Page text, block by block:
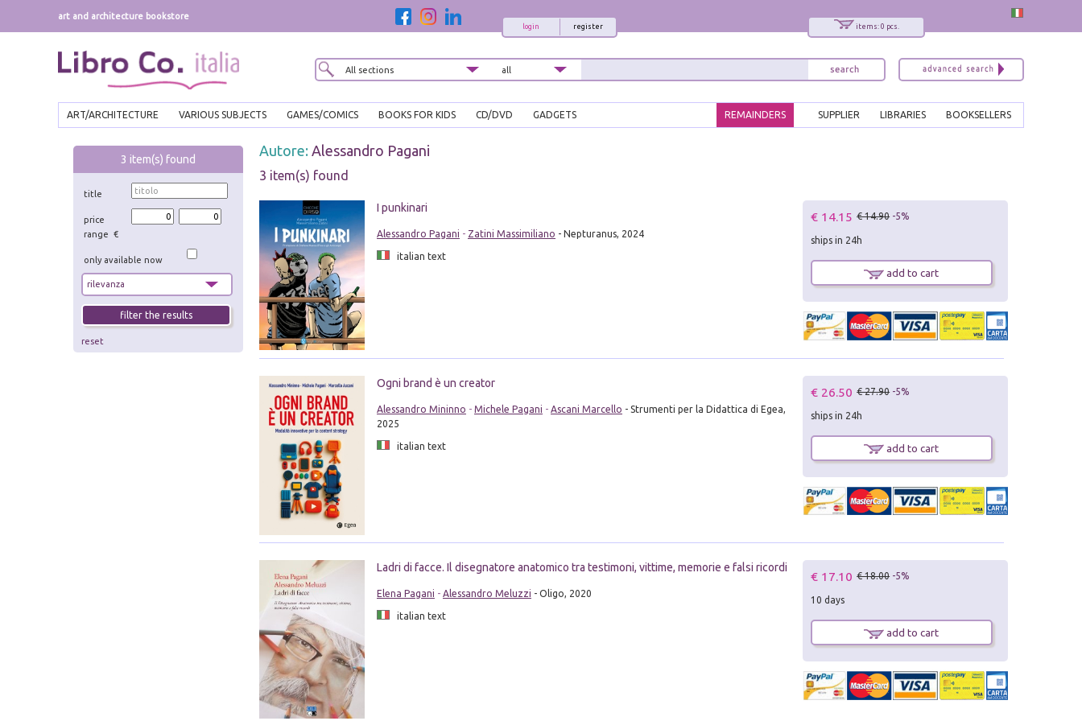
art and architecture bookstore
items: 0 pcs.
register
login
ART/ARCHITECTURE VARIOUS SUBJECTS GAMES/COMICS BOOKS FOR KIDS CD/DVD GADGETS BOOKSELLERS
LIBRARIES
SUPPLIER
REMAINDERS
3 item(s) found
title
price
range €
only available now
reset
Autore: Alessandro Pagani
3 item(s) found
I punkinari
Alessandro Pagani - Zatini Massimiliano - Nepturanus, 2024
italian text
€ 14.15 € 14.90 -5%
ships in 24h
add to cart
Ogni brand è un creator
Alessandro Mininno - Michele Pagani - Ascani Marcello - Strumenti per la Didattica di Egea,
2025
italian text
€ 26.50 € 27.90 -5%
ships in 24h
add to cart
Ladri di facce. Il disegnatore anatomico tra testimoni, vittime, memorie e falsi ricordi
Elena Pagani - Alessandro Meluzzi - Oligo, 2020
italian text
€ 17.10 € 18.00 -5%
10 days
add to cart